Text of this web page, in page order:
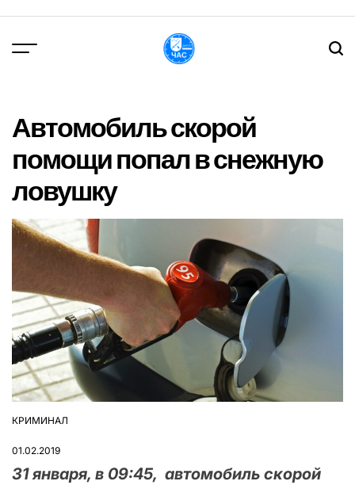
вмісту
Автомобиль скорой
помощи попал в снежную
ловушку
ОПУБЛІКУВАТИ
КРИМИНАЛ
01.02.2019
31 января, в 09:45, автомобиль скорой